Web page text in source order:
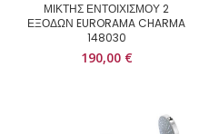
ΜΙΚΤΗΣ ΕΝΤΟΙΧΙΣΜΟΥ 2
ΕΞΟΔΩΝ EURORAMA CHARMA
148030
190,00 €